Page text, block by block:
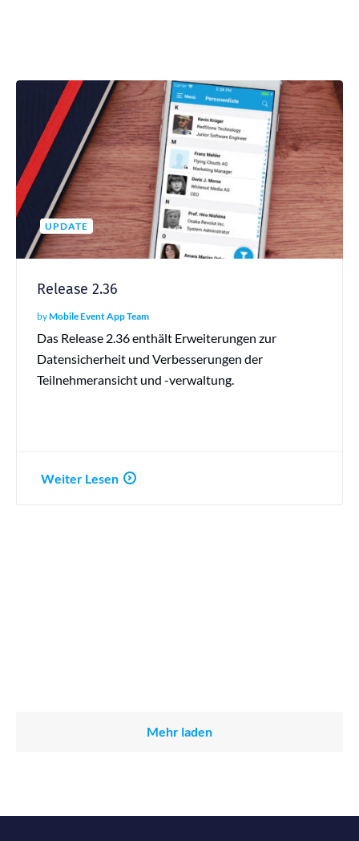
UPDATE
Release 2.36
byMobile Event App Team
Das Release 2.36 enthält Erweiterungen zur
Datensicherheit und Verbesserungen der
Teilnehmeransicht und -verwaltung.
Weiter Lesen
Mehr laden